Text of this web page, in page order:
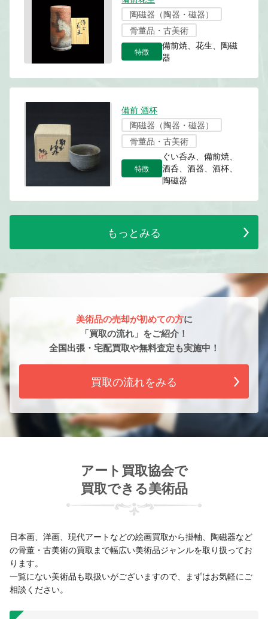
陶磁器（陶器・磁器）
骨董品・古美術
特徴
備前焼、花生、陶磁
器
備前 酒杯
陶磁器（陶器・磁器）
骨董品・古美術
特徴
ぐい呑み、備前焼、
酒呑、酒器、酒杯、
陶磁器
もっとみる
美術品の売却が初めての方に
「買取の流れ」をご紹介！
全国出張・宅配買取や無料査定も実施中！
買取の流れをみる
アート買取協会で
買取できる美術品
日本画、洋画、現代アートなどの絵画買取から掛軸、陶磁器など
の骨董・古美術の買取まで幅広い美術品ジャンルを取り扱ってお
ります。
一覧にない美術品も取扱いがございますので、まずはお気軽にご
相談ください。